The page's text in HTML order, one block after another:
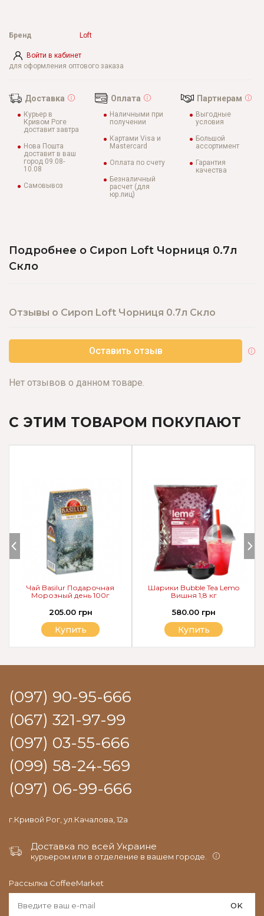
Войти в кабинет
для оформления оптового заказа
Бренд Loft
Доставка
Курьер в
Кривом Роге
доставит завтра
Нова Пошта
доставит в ваш
город 09.08-
10.08
Самовывоз
Оплата
Наличными при
получении
Картами Visa и
Mastercard
Оплата по счету
Безналичный
расчет (для
юр.лиц)
Партнерам
Выгодные
условия
Большой
ассортимент
Гарантия
качества
Подробнее о Сироп Loft Чорниця 0.7л
Скло
Отзывы о Сироп Loft Чорниця 0.7л Скло
Оставить отзыв
Нет отзывов о данном товаре.
С ЭТИМ ТОВАРОМ ПОКУПАЮТ
Шарики Bubble Tea Lemo
Вишня 1,8 кг
580.00 грн
Купить
Чай Basilur Подарочная
Морозный день 100г
205.00 грн
Купить
(097) 90-95-666
(067) 321-97-99
(097) 03-55-666
(099) 58-24-569
(097) 06-99-666
г.Кривой Рог, ул.Качалова, 12а
Доставка по всей Украине
курьером или в отделение в вашем городе.
Рассылка CoffeeMarket
OK